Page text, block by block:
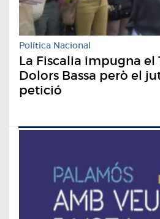
Política Nacional
La Fiscalia impugna el
Dolors Bassa però el
petició